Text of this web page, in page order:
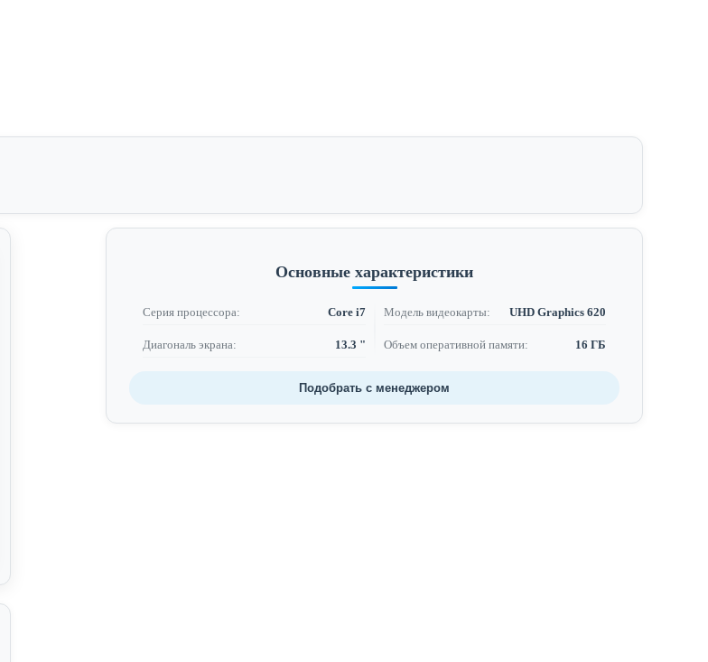
Основные характеристики
Серия процессора: Core i7 Модель видеокарты: UHD Graphics 620
Диагональ экрана: 13.3 " Объем оперативной памяти: 16 ГБ
Подобрать с менеджером